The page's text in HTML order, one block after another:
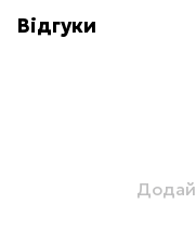
Відгуки